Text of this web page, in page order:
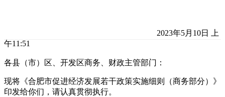
2023年5月10日 上
午11:51
各县（市）区、开发区商务、财政主管部门：
现将《合肥市促进经济发展若干政策实施细则（商务部分）》
印发给你们，请认真贯彻执行。